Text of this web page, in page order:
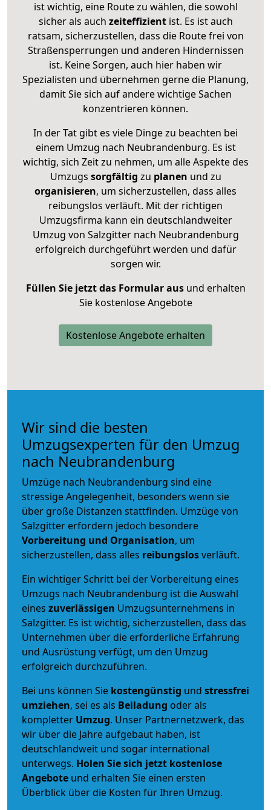
ist wichtig, eine Route zu wählen, die sowohl
sicher als auch zeiteffizientist. Es ist auch
ratsam, sicherzustellen, dass die Route frei von
Straßensperrungen und anderen Hindernissen
ist. Keine Sorgen, auch hier haben wir
Spezialisten und übernehmen gerne die Planung,
damit Sie sich auf andere wichtige Sachen
konzentrieren können.
In der Tat gibt es viele Dinge zu beachten bei
einem Umzug nach Neubrandenburg. Es ist
wichtig, sich Zeit zu nehmen, um alle Aspekte des
Umzugs sorgfältig zu planen und zu
organisieren, um sicherzustellen, dass alles
reibungslos verläuft. Mit der richtigen
Umzugsfirma kann ein deutschlandweiter
Umzug von Salzgitter nach Neubrandenburg
erfolgreich durchgeführt werden und dafür
sorgen wir.
Füllen Sie jetzt das Formular ausund erhalten
Sie kostenlose Angebote
Kostenlose Angebote erhalten
Wir sind die besten
Umzugsexperten für den Umzug
nach Neubrandenburg
Umzüge nach Neubrandenburg sind eine
stressige Angelegenheit, besonders wenn sie
über große Distanzen stattfinden. Umzüge von
Salzgitter erfordern jedoch besondere
Vorbereitung und Organisation, um
sicherzustellen, dass alles reibungslosverläuft.
Ein wichtiger Schritt bei der Vorbereitung eines
Umzugs nach Neubrandenburg ist die Auswahl
eines zuverlässigen Umzugsunternehmens in
Salzgitter. Es ist wichtig, sicherzustellen, dass das
Unternehmen über die erforderliche Erfahrung
und Ausrüstung verfügt, um den Umzug
erfolgreich durchzuführen.
Bei uns können Sie kostengünstig und stressfrei
umziehen, sei es als Beiladung oder als
kompletter Umzug. Unser Partnernetzwerk, das
wir über die Jahre aufgebaut haben, ist
deutschlandweit und sogar international
unterwegs. Holen Sie sich jetzt kostenlose
Angebote und erhalten Sie einen ersten
Überblick über die Kosten für Ihren Umzug.